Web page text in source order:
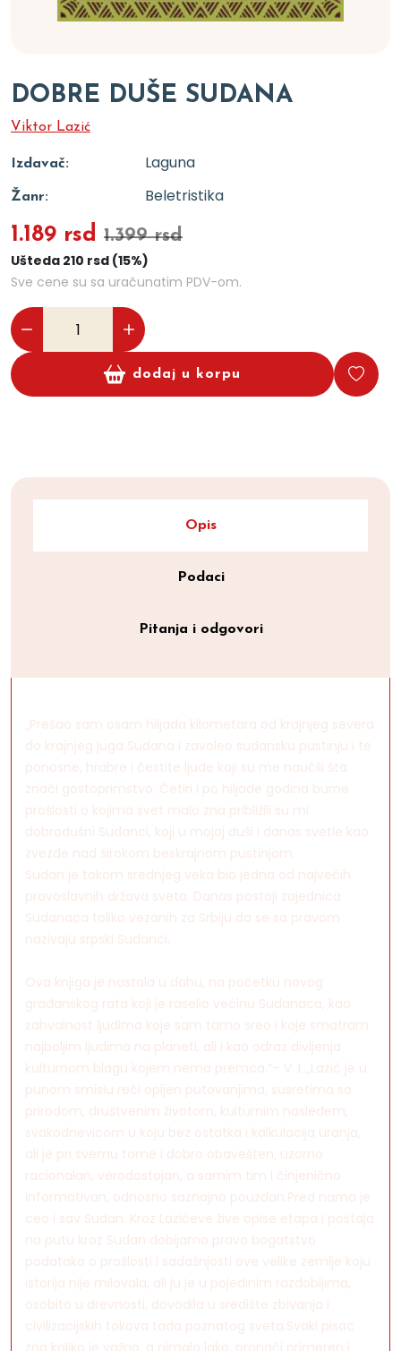
DOBRE DUŠE SUDANA
Viktor Lazić
Izdavač: Laguna
Žanr: Beletristika
1.189 rsd 1.399 rsd
Ušteda 210 rsd (15%)
Sve cene su sa uračunatim PDV-om.
dodaj u korpu
Opis
Podaci
Pitanja i odgovori
„Prešao sam osam hiljada kilometara od krajnjeg severa
do krajnjeg juga Sudana i zavoleo sudansku pustinju i te
ponosne, hrabre i čestite ljude koji su me naučili šta
znači gostoprimstvo. Četiri i po hiljade godina burne
prošlosti o kojima svet malo zna približili su mi
dobrodušni Sudanci, koji u mojoj duši i danas svetle kao
zvezde nad širokom beskrajnom pustinjom.
Sudan je tokom srednjeg veka bio jedna od najvećih
pravoslavnih država sveta. Danas postoji zajednica
Sudanaca toliko vezanih za Srbiju da se sa pravom
nazivaju srpski Sudanci.
Ova knjiga je nastala u dahu, na početku novog
građanskog rata koji je raselio većinu Sudanaca, kao
zahvalnost ljudima koje sam tamo sreo i koje smatram
najboljim ljudima na planeti, ali i kao odraz divljenja
kulturnom blagu kojem nema premca.“– V. L.„Lazić je u
punom smislu reči opijen putovanjima, susretima sa
prirodom, društvenim životom, kulturnim nasleđem,
svakodnevicom u koju bez ostatka i kalkulacija uranja,
ali je pri svemu tome i dobro obavešten, uzorno
racionalan, verodostojan, a samim tim i činjenično
informativan, odnosno saznajno pouzdan.Pred nama je
ceo i sav Sudan. Kroz Lazićeve žive opise etapa i postaja
na putu kroz Sudan dobijamo pravo bogatstvo
podataka o prošlosti i sadašnjosti ove velike zemlje koju
istorija nije milovala, ali ju je u pojedinim razdobljima,
osobito u drevnosti, dovodila u središte zbivanja i
civilizacijskih tokova tada poznatog sveta.Svaki pisac
zna koliko je važno, a nimalo lako, pronaći primeren i